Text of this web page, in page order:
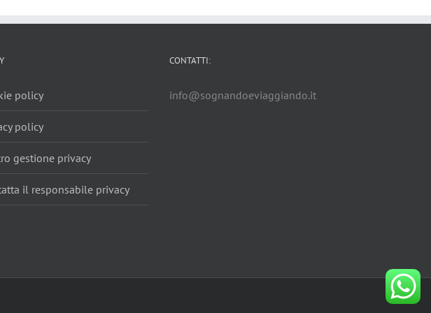
policy
policy
gestione privacy
il responsabile privacy
CONTATTI:
info@sognandoeviaggiando.it